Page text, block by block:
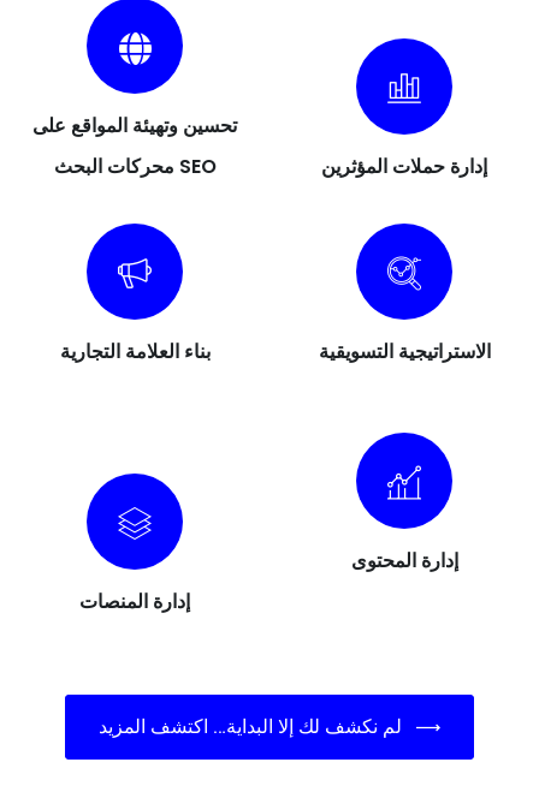
تحسين وتهيئة المواقع على
محركات البحث SEO
إدارة حملات المؤثرين
بناء العلامة التجارية
إدارة المنصات
الاستراتيجية التسويقية
إدارة المحتوى
لم نكشف لك إلا البداية… اكتشف المزيد